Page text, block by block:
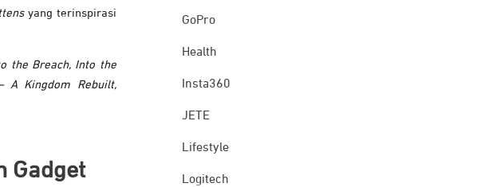
yang terinspirasi
the Breach, Into the
A Kingdom Rebuilt,
Gadget
GoPro
Health
Insta360
JETE
Lifestyle
Logitech